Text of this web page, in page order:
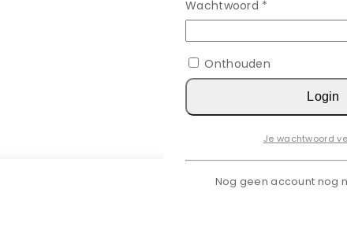
Wachtwoord *
Onthouden
Login
Je wachtwoord
Nog geen account nog